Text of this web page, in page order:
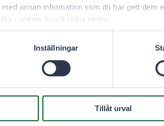
annan information som du har gett dem
cookies du vill tillåta nedan.
Inställningar
Tillåt urval